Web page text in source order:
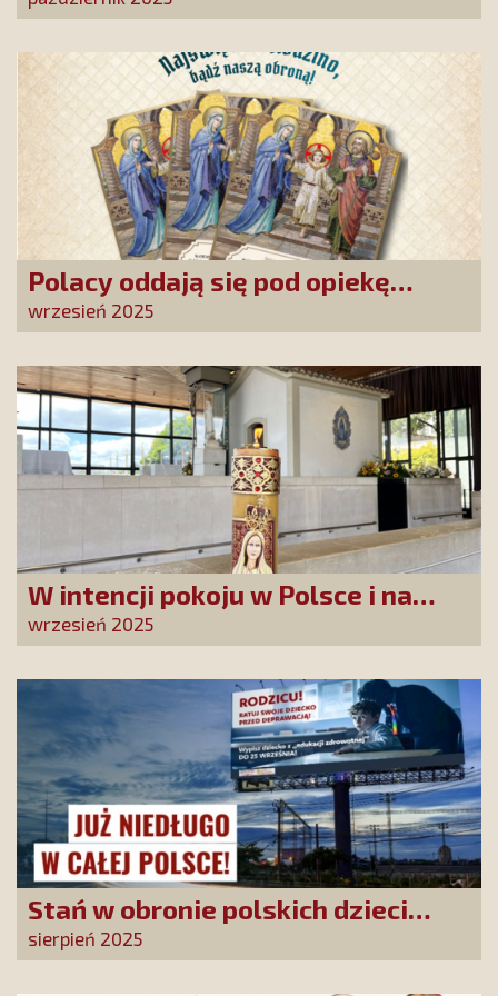
Stróżowi!
Polacy oddają się pod opiekę
Najświętszej Rodziny!
wrzesień 2025
W intencji pokoju w Polsce i na
świecie
wrzesień 2025
Stań w obronie polskich dzieci
przed DEPRAWACJĄ! Wielka akcja
billboardowa SKCh
sierpień 2025